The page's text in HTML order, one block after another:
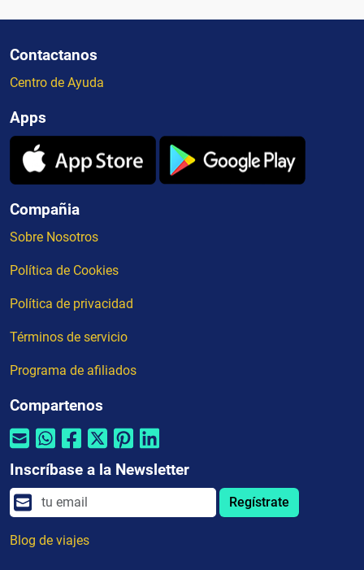
Contactanos
Centro de Ayuda
Apps
Compañia
Sobre Nosotros
Política de Cookies
Política de privacidad
Términos de servicio
Programa de afiliados
Compartenos
Inscríbase a la Newsletter
Regístrate
Blog de viajes